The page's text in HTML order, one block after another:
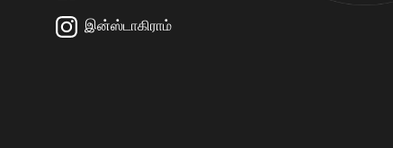
இன்ஸ்டாகிராம்